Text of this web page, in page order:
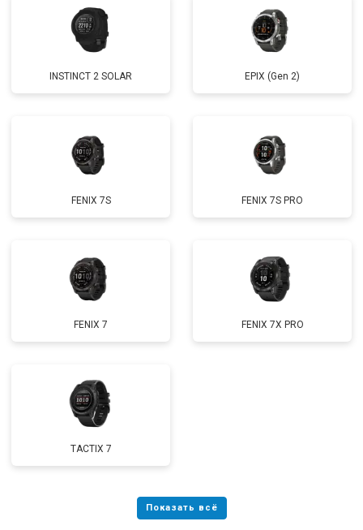
INSTINCT 2 SOLAR EPIX (Gen 2)
FENIX 7S FENIX 7S PRO
FENIX 7 FENIX 7X PRO
TACTIX 7